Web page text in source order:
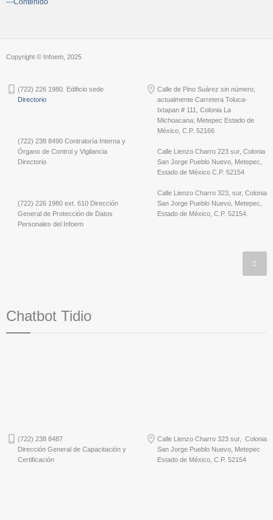
Copyright © Infoem, 2025
(722) 226 1980. Edificio sede
Directorio
(722) 238 8490 Contraloría Interna y
Órgano de Control y Vigilancia
Directorio
(722) 226 1980 ext. 610 Dirección
General de Protección de Datos
Personales del Infoem
Calle de Pino Suárez sin número,
actualmente Carretera Toluca-
Ixtapan # 111, Colonia La
Michoacana; Metepec Estado de
México, C.P. 52166
Calle Lienzo Charro 223 sur, Colonia
San Jorge Pueblo Nuevo, Metepec,
Estado de México C.P. 52154
Calle Lienzo Charro 323, sur, Colonia
San Jorge Pueblo Nuevo, Metepec,
Estado de México, C.P. 52154.
Chatbot Tidio
(722) 238 8487
Dirección General de Capacitación y
Certificación
Calle Lienzo Charro 323 sur, Colonia
San Jorge Pueblo Nuevo, Metepec
Estado de México, C.P. 52154